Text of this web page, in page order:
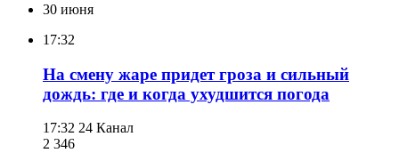
30 июня
17:32
На смену жаре придет гроза и сильный
дождь: где и когда ухудшится погода
17:32 24 Канал
2 346